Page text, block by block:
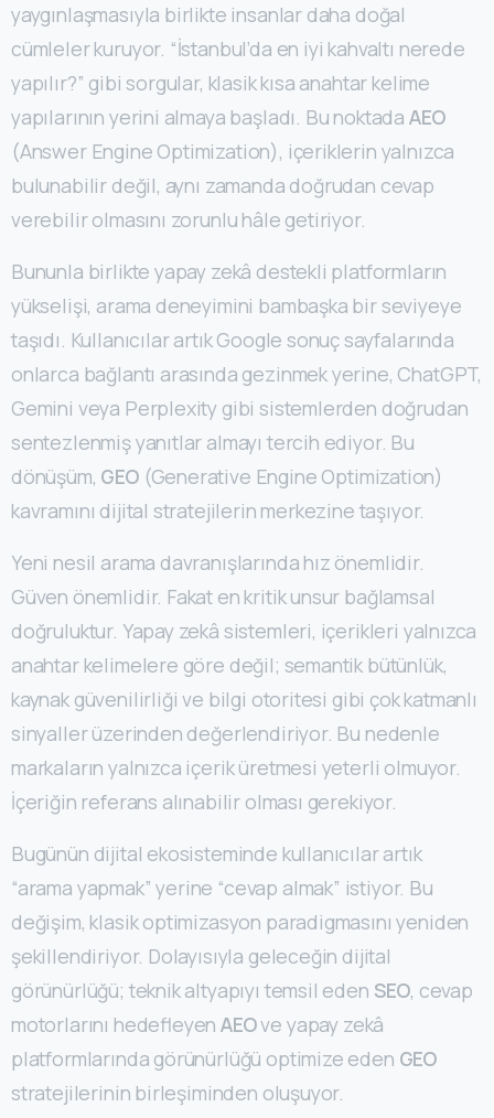
yaygınlaşmasıyla birlikte insanlar daha doğal
cümleler kuruyor. “İstanbul’da en iyi kahvaltı nerede
yapılır?” gibi sorgular, klasik kısa anahtar kelime
yapılarının yerini almaya başladı. Bu noktada AEO
(Answer Engine Optimization), içeriklerin yalnızca
bulunabilir değil, aynı zamanda doğrudan cevap
verebilir olmasını zorunlu hâle getiriyor.
Bununla birlikte yapay zekâ destekli platformların
yükselişi, arama deneyimini bambaşka bir seviyeye
taşıdı. Kullanıcılar artık Google sonuç sayfalarında
onlarca bağlantı arasında gezinmek yerine, ChatGPT,
Gemini veya Perplexity gibi sistemlerden doğrudan
sentezlenmiş yanıtlar almayı tercih ediyor. Bu
dönüşüm, GEO(Generative Engine Optimization)
kavramını dijital stratejilerin merkezine taşıyor.
Yeni nesil arama davranışlarında hız önemlidir.
Güven önemlidir. Fakat en kritik unsur bağlamsal
doğruluktur. Yapay zekâ sistemleri, içerikleri yalnızca
anahtar kelimelere göre değil; semantik bütünlük,
kaynak güvenilirliği ve bilgi otoritesi gibi çok katmanlı
sinyaller üzerinden değerlendiriyor. Bu nedenle
markaların yalnızca içerik üretmesi yeterli olmuyor.
İçeriğin referans alınabilir olması gerekiyor.
Bugünün dijital ekosisteminde kullanıcılar artık
“arama yapmak” yerine “cevap almak” istiyor. Bu
değişim, klasik optimizasyon paradigmasını yeniden
şekillendiriyor. Dolayısıyla geleceğin dijital
görünürlüğü; teknik altyapıyı temsil eden SEO, cevap
motorlarını hedefleyenAEOve yapay zekâ
platformlarında görünürlüğü optimize eden GEO
stratejilerinin birleşiminden oluşuyor.